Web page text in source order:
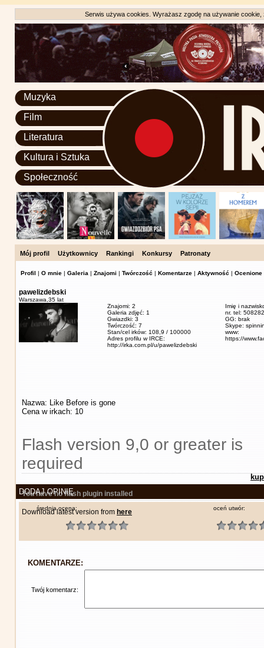
Serwis używa cookies. Wyrażasz zgodę na używanie
Muzyka
Film
Literatura
Kultura i Sztuka
Społeczność
Mój profil Użytkownicy Rankingi Konkursy Patronaty
Profil | O mnie | Galeria | Znajomi | Twórczość | Komentarze | Aktywność | Ocenione
pawelizdebski
Warszawa, 35 lat
Znajomi: 2
Galeria zdjęć: 1
Gwiazdki: 3
Twórczość: 7
Stan/cel irków: 108,9 / 100000
Adres profilu w IRCE:
http://irka.com.pl/u/pawelizdebski
Imię i
nr. tel:
GG: brak
Skype:
www:
https://
Nazwa: Like Before is gone
Cena w irkach: 10
Flash version 9,0 or greater is
required
You have no flash plugin installed
Download latest version from here
DODAJ OPINIĘ
średnia ocena: oceń utwór:
KOMENTARZE:
Twój komentarz: